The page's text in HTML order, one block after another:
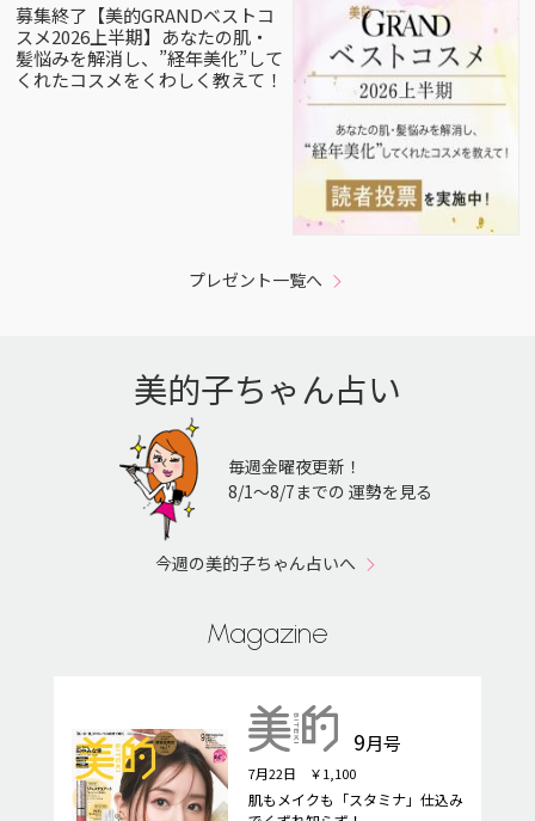
募集終了【美的GRANDベストコ
スメ2026上半期】あなたの肌・
髪悩みを解消し、”経年美化”して
くれたコスメをくわしく教えて！
プレゼント一覧へ
美的子ちゃん占い
毎週金曜夜更新！
8/1〜8/7までの 運勢を見る
今週の美的子ちゃん占いへ
Magazine
9月号
7月22日 ￥1,100
肌もメイクも「スタミナ」仕込み